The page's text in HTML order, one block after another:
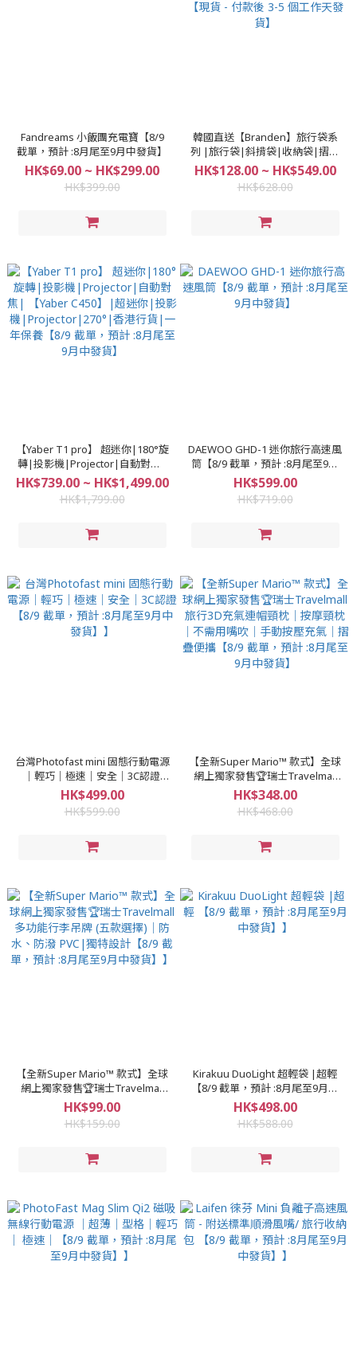
Fandreams 小飯團充電寶【8/9
截單，預計 :8月尾至9月中發貨】
HK$69.00 ~ HK$299.00
HK$399.00
韓國直送【Branden】旅行袋系
列 |旅行袋|斜揹袋|收納袋|摺疊
旅行袋|手提袋|防盜銀包|背囊
【現貨 - 付款後 3-5 個工作天發
貨】
HK$128.00 ~ HK$549.00
HK$628.00
【Yaber T1 pro】 超迷你|180°旋
轉|投影機|Projector|自動對焦|
【Yaber C450】|超迷你|投影
機|Projector|270°|香港行貨|一
年保養【8/9 截單，預計 :8月尾至
HK$739.00 ~ HK$1,499.00
HK$1,799.00
DAEWOO GHD-1 迷你旅行高速風
筒【8/9 截單，預計 :8月尾至9月
中發貨】
HK$599.00
HK$719.00
台灣Photofast mini 固態行動電源
｜輕巧｜極速｜安全｜3C認證
【8/9 截單，預計 :8月尾至9月中
發貨】】
HK$499.00
HK$599.00
【全新Super Mario™ 款式】全球
網上獨家發售🏆瑞士Travelmall
旅行3D充氣連帽頸枕│按摩頸枕
│不需用嘴吹│手動按壓充氣│
摺疊便攜【8/9 截單，預計 :8月尾
HK$348.00
HK$468.00
【全新Super Mario™ 款式】全球
網上獨家發售🏆瑞士Travelmall
多功能行李吊牌 (五款選擇)│防
水、防潑 PVC|獨特設計【8/9 截
單，預計 :8月尾至9月中發貨】】
HK$99.00
HK$159.00
Kirakuu DuoLight 超輕袋 |超輕
【8/9 截單，預計 :8月尾至9月中
發貨】】
HK$498.00
HK$588.00